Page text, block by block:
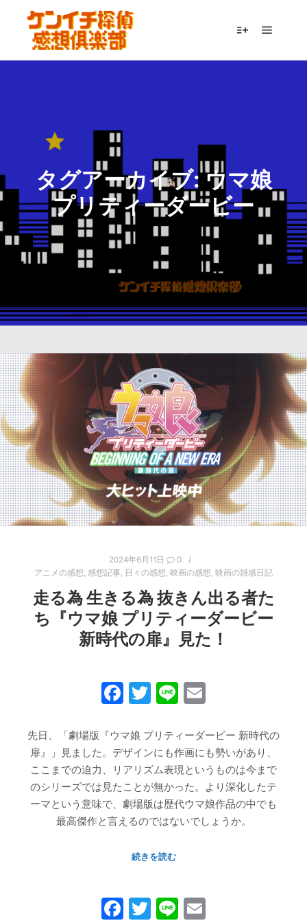
タグアーカイブ:ウマ娘
プリティーダービー
2024年6月11日
0
アニメの感想, 感想記事, 日々の感想, 映画の感想, 映画の雑感日記
走る為 生きる為 抜きん出る者た
ち『ウマ娘 プリティーダービー
新時代の扉』見た！
Facebook
Twitter
Line
先日、「劇場版『ウマ娘 プリティーダービー 新時代の
扉』」見ました。デザインにも作画にも勢いがあり、
ここまでの迫力、リアリズム表現というものは今まで
のシリーズでは見たことが無かった。より深化したテ
ーマという意味で、劇場版は歴代ウマ娘作品の中でも
最高傑作と言えるのではないでしょうか。
続きを読む
Facebook
Twitter
Line